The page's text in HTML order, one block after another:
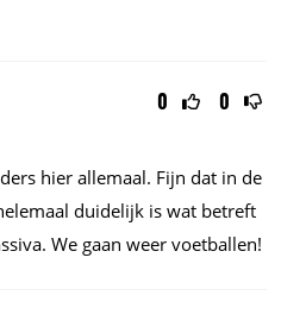
0 0
hier allemaal. Fijn dat in de
duidelijk is wat betreft
We gaan weer voetballen!